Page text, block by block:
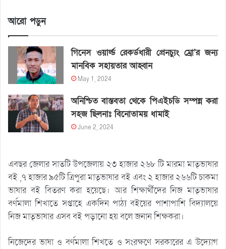
আরো পড়ুন
গিনেস ওয়ার্ল্ড রেকর্ডধারী প্রেনচ্যুং ম্রো’র জন্য
মানবিক সহায়তার আহ্বান
May 1, 2024
অনিশ্চিত বাস্তবতা থেকে পিএইচডি সম্পন্ন করা
সহজ ছিলনাঃ বিনোতাময় ধামাই
June 2, 2024
এবছর জেলার সাতটি উপজেলায় ২৩ হাজার ২৬৮ টি মারমা মাতৃভাষার
বই ,৭ হাজার ৯৫টি ত্রিপুরা মাতৃভাষার বই এবং ২ হাজার ২৬৬টি চাকমা
ভাষার বই বিতরণ করা হয়েছে। আর শিক্ষার্থীদের নিজ মাতৃভাষার
বর্ণমালা শিখাতে সপ্তাহে একদিন পাঠ্য বইয়ের পাশাপাশি বিদ্যালয়ে
নিজ মাতৃভাষার এসব বই পড়ানো হয় বলে জনান শিক্ষকরা।
নিজেদের ভাষা ও বর্ণমালা শিখতে ও সংরক্ষণে সরকারের এ উদ্যোগ